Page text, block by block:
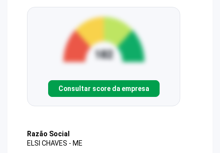
Consultar score da empresa
Razão Social
ELSI CHAVES - ME